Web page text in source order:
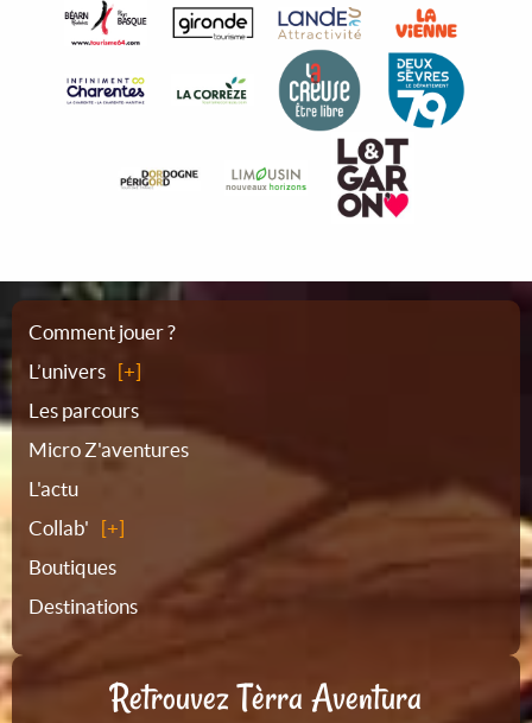
Plan
du
site
Comment jouer ?
L’univers
Les parcours
Micro Z'aventures
L'actu
Collab'
Boutiques
Destinations
Retrouvez Tèrra Aventura